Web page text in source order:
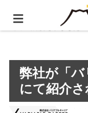
ホーム プレス
ア」にて紹介されました
弊社が「バ
にて紹介